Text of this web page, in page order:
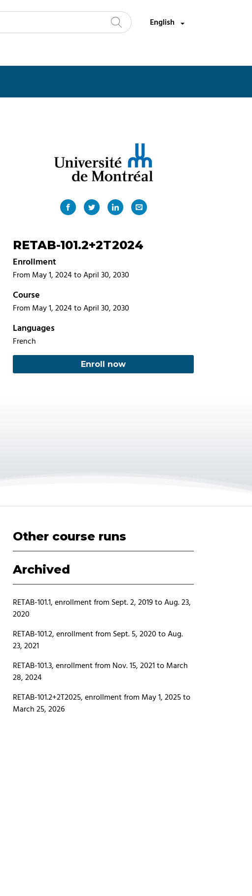
Search
English
RETAB-101.2+2T2024
Enrollment
From May 1, 2024 to April 30, 2030
Course
From May 1, 2024 to April 30, 2030
Languages
French
Enroll now
Other course runs
Archived
RETAB-101.1, enrollment from Sept. 2, 2019 to Aug. 23,
2020
RETAB-101.2, enrollment from Sept. 5, 2020 to Aug.
23, 2021
RETAB-101.3, enrollment from Nov. 15, 2021 to March
28, 2024
RETAB-101.2+2T2025, enrollment from May 1, 2025 to
March 25, 2026